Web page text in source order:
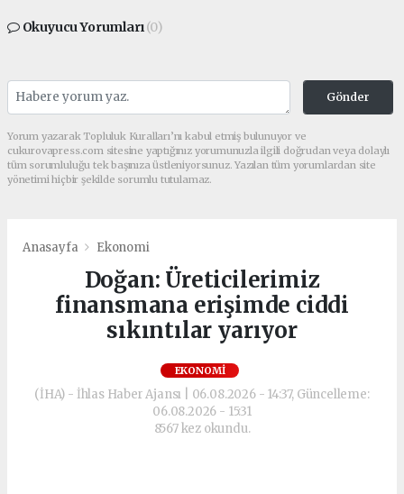
Okuyucu Yorumları(0)
Gönder
Yorum yazarak Topluluk Kuralları’nı kabul etmiş bulunuyor ve
cukurovapress.com sitesine yaptığınız yorumunuzla ilgili doğrudan veya dolaylı
tüm sorumluluğu tek başınıza üstleniyorsunuz. Yazılan tüm yorumlardan site
yönetimi hiçbir şekilde sorumlu tutulamaz.
Anasayfa Ekonomi
Doğan: Üreticilerimiz
finansmana erişimde ciddi
sıkıntılar yarıyor
EKONOMI
(İHA) - İhlas Haber Ajansı | 06.08.2026 - 14:37, Güncelleme:
06.08.2026 - 15:31
8567 kez okundu.